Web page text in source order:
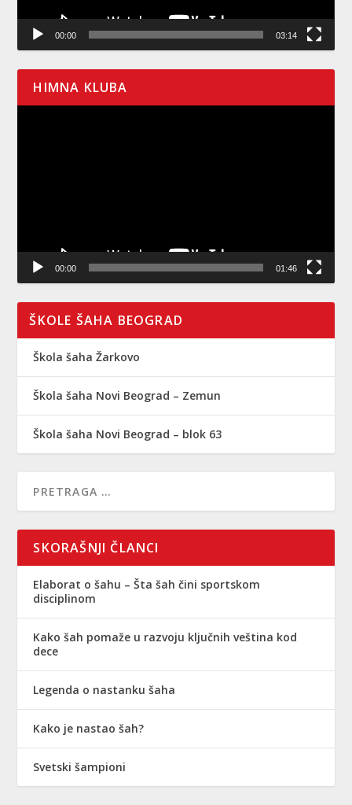
00:00 03:14
HIMNA KLUBA
00:00 01:46
ŠKOLE ŠAHA BEOGRAD
Škola šaha Žarkovo
Škola šaha Novi Beograd – Zemun
Škola šaha Novi Beograd – blok 63
SKORAŠNJI ČLANCI
Elaborat o šahu – Šta šah čini sportskom
disciplinom
Kako šah pomaže u razvoju ključnih veština kod
dece
Legenda o nastanku šaha
Kako je nastao šah?
Svetski šampioni